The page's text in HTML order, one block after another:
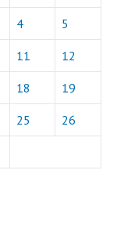
4 5
11 12
18 19
25 26